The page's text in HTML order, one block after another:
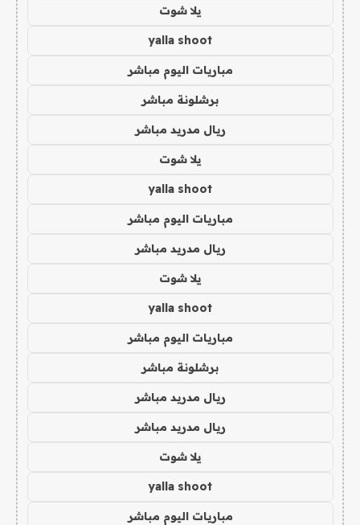
يلا شوت
yalla shoot
مباريات اليوم مباشر
برشلونة مباشر
ريال مدريد مباشر
يلا شوت
yalla shoot
مباريات اليوم مباشر
ريال مدريد مباشر
يلا شوت
yalla shoot
مباريات اليوم مباشر
برشلونة مباشر
ريال مدريد مباشر
ريال مدريد مباشر
يلا شوت
yalla shoot
مباريات اليوم مباشر